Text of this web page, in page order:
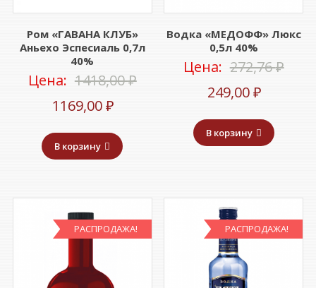
Ром «ГАВАНА КЛУБ»
Аньехо Эспесиаль 0,7л
40%
Цена: 1418,00₽Первоначальная
составляла
1169,00₽
цена:
1169,00 ₽.
В корзину
Водка «МЕДОФФ» Люкс
0,5л 40%
Цена: 272,76₽
249,00₽
цена:
249,00
В корзину
РАСПРОДАЖА! РАСПРОДАЖА!